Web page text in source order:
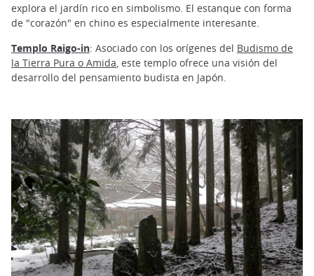
explora el jardín rico en simbolismo. El estanque con forma
de "corazón" en chino es especialmente interesante.
Templo Raigo-in: Asociado con los orígenes del Budismo de
la Tierra Pura o Amida , este templo ofrece una visión del
desarrollo del pensamiento budista en Japón.